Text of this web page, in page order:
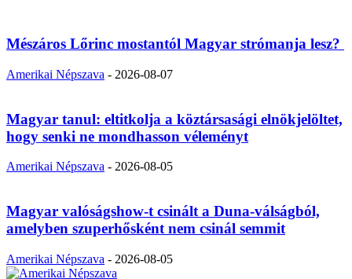
Mészáros Lőrinc mostantól Magyar strómanja lesz?
Amerikai Népszava - 2026-08-07
Magyar tanul: eltitkolja a köztársasági elnökjelöltet,
hogy senki ne mondhasson véleményt
Amerikai Népszava - 2026-08-05
Magyar valóságshow-t csinált a Duna-válságból,
amelyben szuperhősként nem csinál semmit
Amerikai Népszava - 2026-08-05